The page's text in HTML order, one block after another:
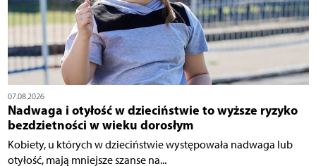
07.08.2026
Nadwaga i otyłość w dzieciństwie to wyższe ryzyko
bezdzietności w wieku dorosłym
Kobiety, u których w dzieciństwie występowała nadwaga lub
otyłość, mają mniejsze szanse na...